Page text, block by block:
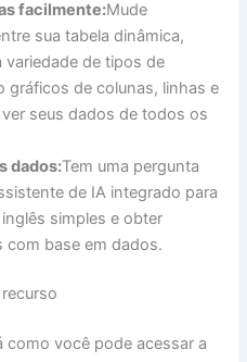
facilmente:Mude
sua tabela dinâmica,
de tipos de
de colunas, linhas e
seus dados de todos os
dados:Tem uma pergunta
de IA integrado para
simples e obter
com base em dados.
como você pode acessar a